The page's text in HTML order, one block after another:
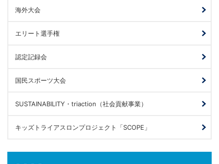
海外大会
エリート選手権
認定記録会
国民スポーツ大会
SUSTAINABILITY・triaction（社会貢献事業）
キッズトライアスロンプロジェクト「SCOPE」